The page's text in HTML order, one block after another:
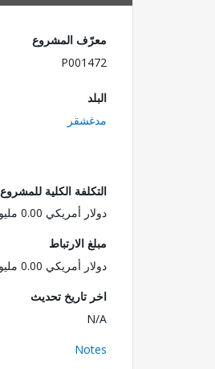
معرّف المشروع
P001472
البلد
مدغشقر
التكلفة الكلية للمشروع
دولار أمريكي 0.00 مليون
مبلغ الارتباط
دولار أمريكي 0.00 مليون
اخر تاريخ تحديث
N/A
Notes